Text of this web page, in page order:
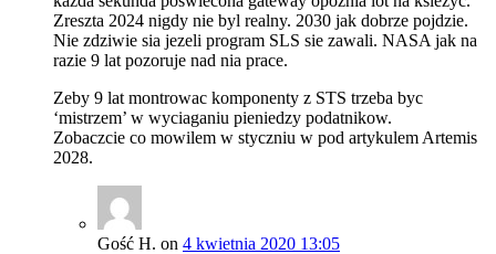
Zreszta 2024 nigdy nie byl realny. 2030 jak dobrze pojdzie.
Nie zdziwie sia jezeli program SLS sie zawali. NASA jak na
razie 9 lat pozoruje nad nia prace.
Zeby 9 lat montrowac komponenty z STS trzeba byc
‘mistrzem’ w wyciaganiu pieniedzy podatnikow.
Zobaczcie co mowilem w styczniu w pod artykulem Artemis
2028.
Gość H. on 4 kwietnia 2020 13:05